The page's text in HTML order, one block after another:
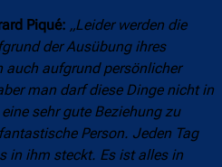
Piqué: „Leider werden die
der Ausübung ihres
auch aufgrund persönlicher
man darf diese Dinge nicht in
sehr gute Beziehung zu
Person. Jeden Tag
in ihm steckt. Es ist alles in